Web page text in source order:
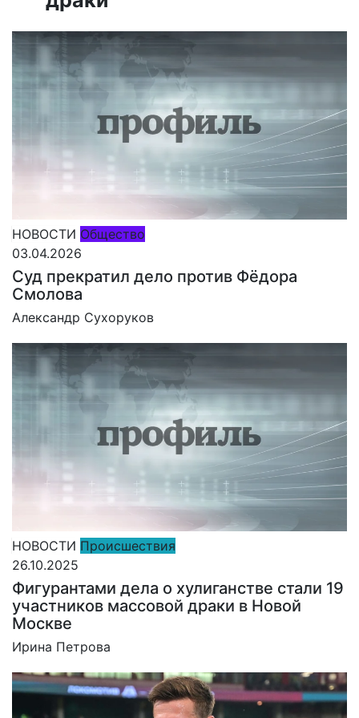
НОВОСТИ Общество
03.04.2026
Суд прекратил дело против Фёдора
Смолова
Александр Сухоруков
НОВОСТИ Происшествия
26.10.2025
Фигурантами дела о хулиганстве стали 19
участников массовой драки в Новой
Москве
Ирина Петрова